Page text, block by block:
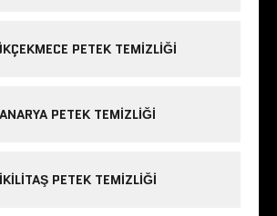
PETEK TEMIZLIĞI
PETEK TEMIZLIĞI
PETEK TEMIZLIĞI